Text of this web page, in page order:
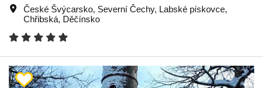
České Švýcarsko, Severní Čechy, Labské pískovce,
Chřibská, Děčínsko